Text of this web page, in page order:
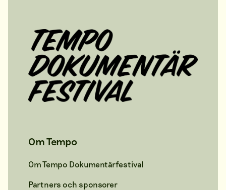
Om Tempo
Om Tempo Dokumentärfestival
Partners och sponsorer